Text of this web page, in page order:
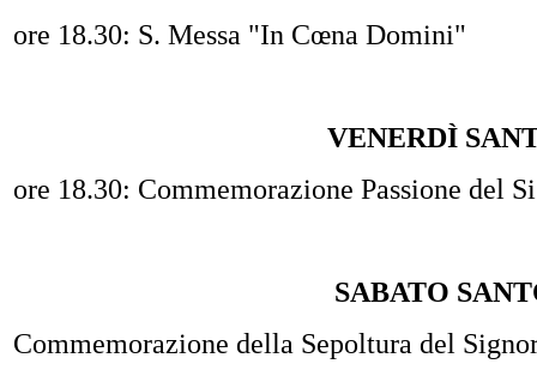
ore 18.30: S. Messa "In Cœna Domini"
VENERDÌ
ore 18.30: Commemorazione Passione del
SABATO
Commemorazione della Sepoltura del